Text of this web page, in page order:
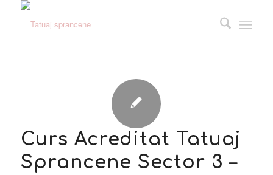
Curs Acreditat Tatuaj
Sprancene Sector 3 –